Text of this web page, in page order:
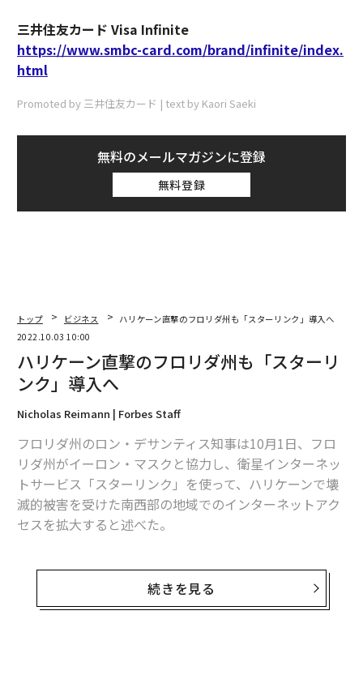
三井住友カード Visa Infinite
https://www.smbc-card.com/brand/infinite/index.
html
Promoted by 三井住友カード | text by Kaori Saeki
無料のメールマガジンに登録
無料登録
トップ ビジネス
ハリケーン直撃のフロリダ州も「スターリンク」導入へ
2022.10.03 10:00
ハリケーン直撃のフロリダ州も「スターリ
ンク」導入へ
Nicholas Reimann | Forbes Staff
フロリダ州のロン・デサンティス知事は10月1日、フロ
リダ州がイーロン・マスクと協力し、衛星インターネッ
トサービス「スターリンク」を使って、ハリケーンで壊
滅的被害を受けた南西部の地域でのインターネットアク
セスを拡大すると述べた。
デサンティス知事によると、スターリンクはフロリダに
120台の大型ユニットを送る計画で、これらのユニット
は衛星アンテナとして、半径13マイル（約20キロ）の地
続きを見る